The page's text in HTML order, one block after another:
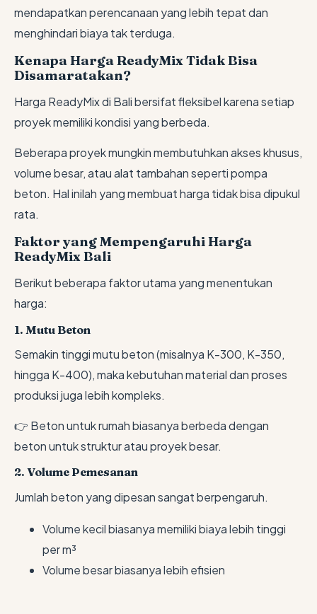
mendapatkan perencanaan yang lebih tepat dan
menghindari biaya tak terduga.
Kenapa Harga ReadyMix Tidak Bisa
Disamaratakan?
Harga ReadyMix di Bali bersifat fleksibel karena setiap
proyek memiliki kondisi yang berbeda.
Beberapa proyek mungkin membutuhkan akses khusus,
volume besar, atau alat tambahan seperti pompa
beton. Hal inilah yang membuat harga tidak bisa dipukul
rata.
Faktor yang Mempengaruhi Harga
ReadyMix Bali
Berikut beberapa faktor utama yang menentukan
harga:
1. Mutu Beton
Semakin tinggi mutu beton (misalnya K-300, K-350,
hingga K-400), maka kebutuhan material dan proses
produksi juga lebih kompleks.
👉 Beton untuk rumah biasanya berbeda dengan
beton untuk struktur atau proyek besar.
2. Volume Pemesanan
Jumlah beton yang dipesan sangat berpengaruh.
Volume kecil biasanya memiliki biaya lebih tinggi
per m³
Volume besar biasanya lebih efisien